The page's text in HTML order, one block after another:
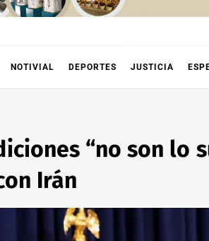
NOTIVIAL DEPORTES JUSTICIA
“no son lo
Irán